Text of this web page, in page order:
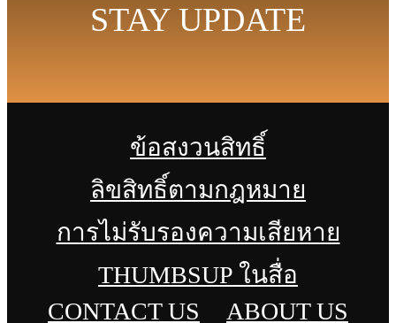
STAY UPDATE
ข้อสงวนสิทธิ์
ลิขสิทธิ์ตามกฎหมาย
การไม่รับรองความเสียหาย
THUMBSUP ในสื่อ
CONTACT US
ABOUT US